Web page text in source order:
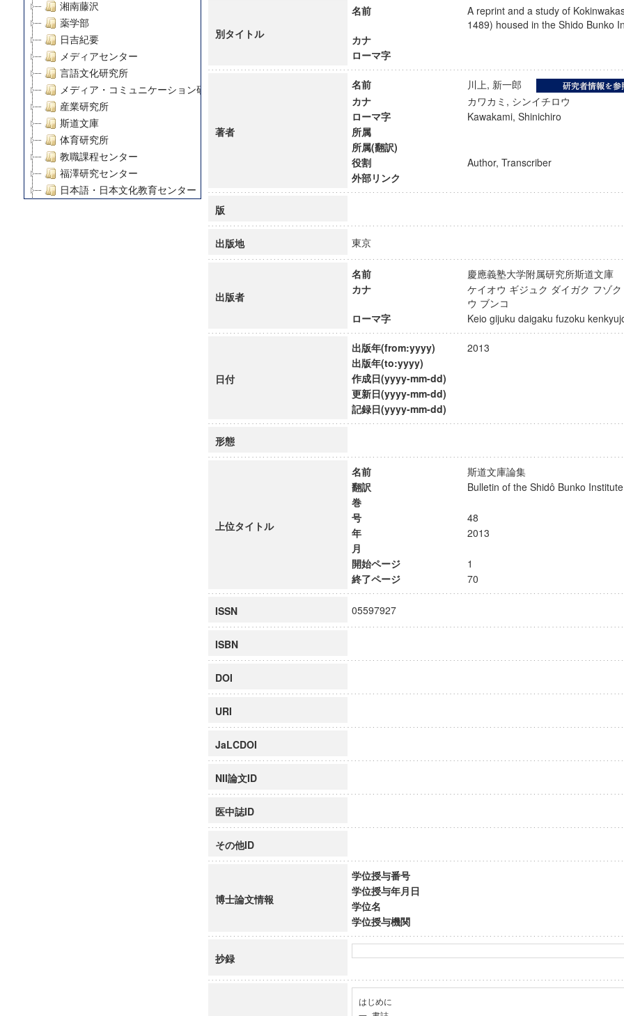
湘南藤沢
薬学部
日吉紀要
メディアセンター
言語文化研究所
メディア・コミュニケーション研究所
産業研究所
斯道文庫
体育研究所
教職課程センター
福澤研究センター
日本語・日本文化教育センター
デジタルメディア・コンテンツ統合研究センター
グローバルリサーチインスティテュート
慶應義塾大学グローバルCOEプログラム市民社会ガバナンス教育研究センター
博士課程教育リーディングプログラム「超成熟社会発展のサイエンス」
別タイトル
名前
A reprint and a study of
1489) housed in the Shido
カナ
ローマ字
著者
名前
川上, 新一郎
カナ
カワカミ, シンイチロウ
ローマ字
Kawakami, Shinichiro
所属
所属(翻訳)
役割
Author, Transcriber
外部リンク
版
出版地 東京
出版者
名前
慶應義塾大学附属研究所斯道文
カナ
ケイオウ ギジュク ダイガク フゾ
ウ ブンコ
ローマ字
Keio gijuku daigaku fuzoku
日付
出版年(from:yyyy)
2013
出版年(to:yyyy)
作成日(yyyy-mm-dd)
更新日(yyyy-mm-dd)
記録日(yyyy-mm-dd)
形態
上位タイトル
名前
斯道文庫論集
翻訳
Bulletin of the Shidô Bunko
巻
号
48
年
2013
月
開始ページ
1
終了ページ
70
ISSN 05597927
ISBN
DOI
URI
JaLCDOI
NII論文ID
医中誌ID
その他ID
博士論文情報
学位授与番号
学位授与年月日
学位名
学位授与機関
抄録
はじめに